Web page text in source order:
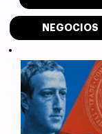
NEGOCIOS